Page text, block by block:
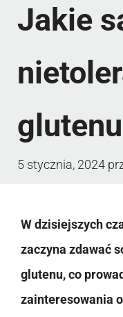
Jakie
glutenu
5 stycznia, 2024
W dzisiejszych
zaczyna zdawać
glutenu, co
zainteresowania